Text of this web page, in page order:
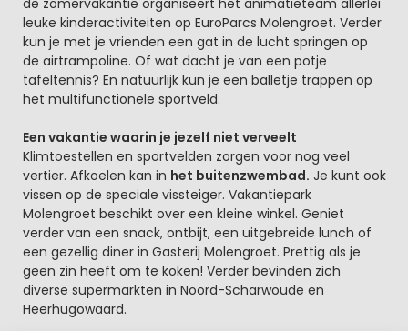
leuke kinderactiviteiten op EuroParcs Molengroet. Verder
kun je met je vrienden een gat in de lucht springen op
de airtrampoline. Of wat dacht je van een potje
tafeltennis? En natuurlijk kun je een balletje trappen op
het multifunctionele sportveld.
Een vakantie waarin je jezelf niet verveelt
Klimtoestellen en sportvelden zorgen voor nog veel
vertier. Afkoelen kan in het buitenzwembad. Je kunt ook
vissen op de speciale vissteiger. Vakantiepark
Molengroet beschikt over een kleine winkel. Geniet
verder van een snack, ontbijt, een uitgebreide lunch of
een gezellig diner in Gasterij Molengroet. Prettig als je
geen zin heeft om te koken! Verder bevinden zich
diverse supermarkten in Noord-Scharwoude en
Heerhugowaard.